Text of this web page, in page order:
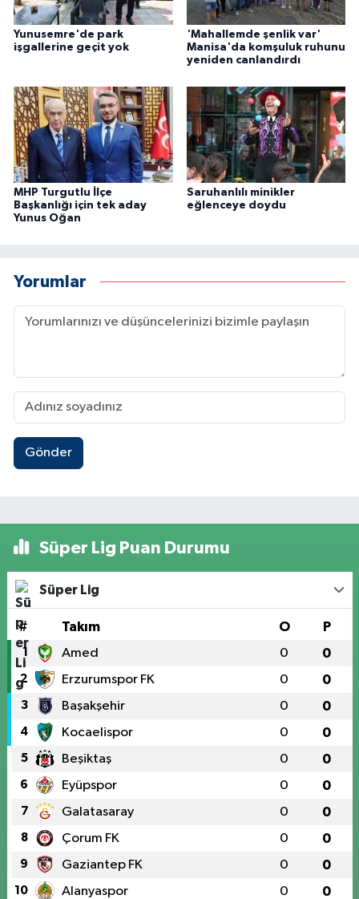
Yunusemre'de park
işgallerine geçit yok
'Mahallemde şenlik var'
Manisa'da komşuluk ruhunu
yeniden canlandırdı
MHP Turgutlu İlçe
Başkanlığı için tek aday
Yunus Oğan
Saruhanlılı minikler
eğlenceye doydu
Yorumlar
Gönder
Süper Lig Puan Durumu
Süper Lig
# Takım O P
1 Amed 0 0
2 Erzurumspor FK 0 0
3 Başakşehir 0 0
4 Kocaelispor 0 0
5 Beşiktaş 0 0
6 Eyüpspor 0 0
7 Galatasaray 0 0
8 Çorum FK 0 0
9 Gaziantep FK 0 0
10 Alanyaspor 0 0